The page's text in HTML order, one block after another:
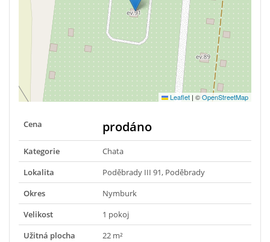
Leaflet | ©OpenStreetMap
Cena prodáno
Kategorie
Chata
Lokalita
Poděbrady III 91, Poděbrady
Okres
Nymburk
Velikost
1 pokoj
Užitná plocha
22 m²